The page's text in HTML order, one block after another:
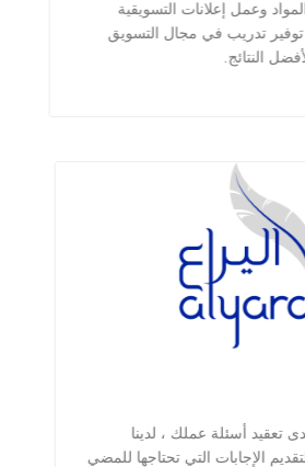
وعمل إعلانات التسويقية
توفير تدريب في مجال التسويق
النتائج.
تعقيد أسئلة عملك ، لدينا
الإجابات التي تحتاجها للمضي